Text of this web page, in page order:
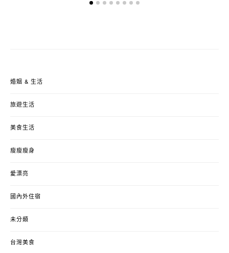
婚姻 & 生活
旅遊生活
美食生活
瘦瘦瘦身
愛漂亮
國內外住宿
未分類
台灣美食